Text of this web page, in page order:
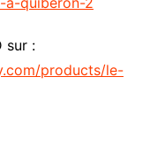
sur :
products/le-